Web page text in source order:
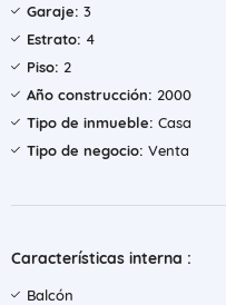
Garaje: 3
Estrato: 4
Piso: 2
Año construcción: 2000
Tipo de inmueble: Casa
Tipo de negocio: Venta
Características interna :
Balcón